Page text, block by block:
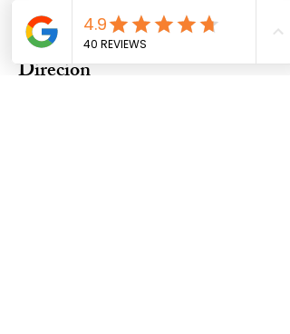
Formulario
Direcion